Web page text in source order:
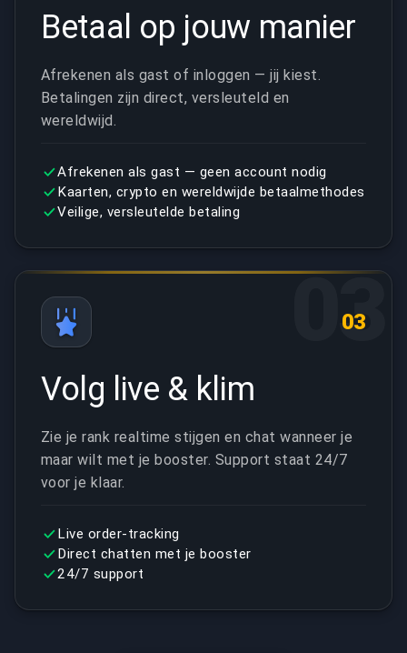
Betaal op jouw manier
Afrekenen als gast of inloggen — jij kiest.
Betalingen zijn direct, versleuteld en
wereldwijd.
Afrekenen als gast — geen account nodig
Kaarten, crypto en wereldwijde betaalmethodes
Veilige, versleutelde betaling
03
03
Volg live & klim
Zie je rank realtime stijgen en chat wanneer je
maar wilt met je booster. Support staat 24/7
voor je klaar.
Live order-tracking
Direct chatten met je booster
24/7 support